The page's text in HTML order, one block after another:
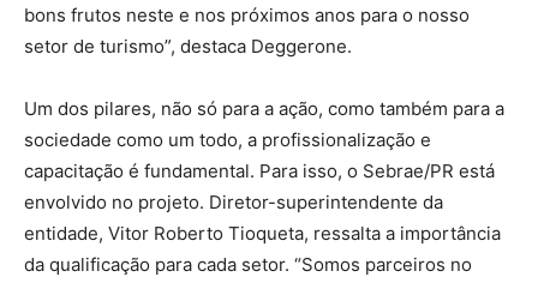
bons frutos neste e nos próximos anos para o nosso
setor de turismo”, destaca Deggerone.
Um dos pilares, não só para a ação, como também para a
sociedade como um todo, a profissionalização e
capacitação é fundamental. Para isso, o Sebrae/PR está
envolvido no projeto. Diretor-superintendente da
entidade, Vitor Roberto Tioqueta, ressalta a importância
da qualificação para cada setor. “Somos parceiros no